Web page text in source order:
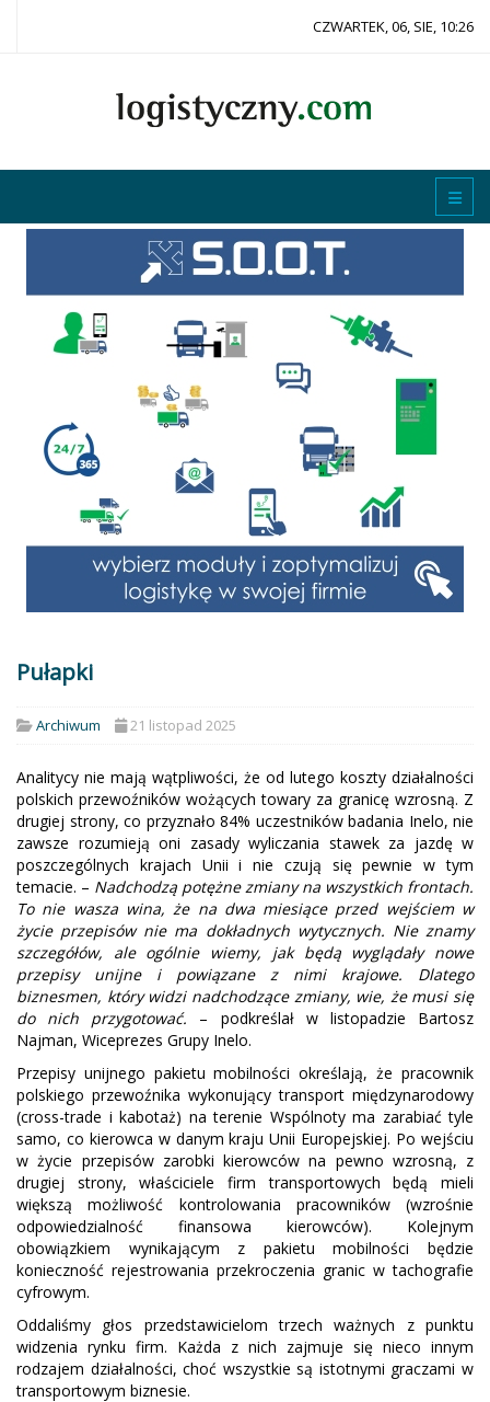
CZWARTEK, 06, SIE, 10:26
Pułapki
Archiwum 21 listopad 2025
Analitycy nie mają wątpliwości, że od lutego koszty działalności
polskich przewoźników wożących towary za granicę wzrosną. Z
drugiej strony, co przyznało 84% uczestników badania Inelo, nie
zawsze rozumieją oni zasady wyliczania stawek za jazdę w
poszczególnych krajach Unii i nie czują się pewnie w tym
temacie. – Nadchodzą potężne zmiany na wszystkich frontach.
To nie wasza wina, że na dwa miesiące przed wejściem w
życie przepisów nie ma dokładnych wytycznych. Nie znamy
szczegółów, ale ogólnie wiemy, jak będą wyglądały nowe
przepisy unijne i powiązane z nimi krajowe. Dlatego
biznesmen, który widzi nadchodzące zmiany, wie, że musi się
do nich przygotować. – podkreślał w listopadzie Bartosz
Najman, Wiceprezes Grupy Inelo.
Przepisy unijnego pakietu mobilności określają, że pracownik
polskiego przewoźnika wykonujący transport międzynarodowy
(cross-trade i kabotaż) na terenie Wspólnoty ma zarabiać tyle
samo, co kierowca w danym kraju Unii Europejskiej. Po wejściu
w życie przepisów zarobki kierowców na pewno wzrosną, z
drugiej strony, właściciele firm transportowych będą mieli
większą możliwość kontrolowania pracowników (wzrośnie
odpowiedzialność finansowa kierowców). Kolejnym
obowiązkiem wynikającym z pakietu mobilności będzie
konieczność rejestrowania przekroczenia granic w tachografie
cyfrowym.
Oddaliśmy głos przedstawicielom trzech ważnych z punktu
widzenia rynku firm. Każda z nich zajmuje się nieco innym
rodzajem działalności, choć wszystkie są istotnymi graczami w
transportowym biznesie.